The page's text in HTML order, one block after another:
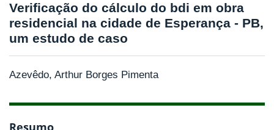
Verificação do cálculo do bdi em obra
residencial na cidade de Esperança - PB,
um estudo de caso
Azevêdo, Arthur Borges Pimenta
Resumo